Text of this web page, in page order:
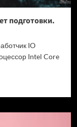
подготовки.
IO
Intel Core